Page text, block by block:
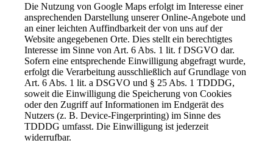
Die Nutzung von Google Maps erfolgt im Interesse einer
ansprechenden Darstellung unserer Online-Angebote und
an einer leichten Auffindbarkeit der von uns auf der
Website angegebenen Orte. Dies stellt ein berechtigtes
Interesse im Sinne von Art. 6 Abs. 1 lit. f DSGVO dar.
Sofern eine entsprechende Einwilligung abgefragt wurde,
erfolgt die Verarbeitung ausschließlich auf Grundlage von
Art. 6 Abs. 1 lit. a DSGVO und § 25 Abs. 1 TDDDG,
soweit die Einwilligung die Speicherung von Cookies
oder den Zugriff auf Informationen im Endgerät des
Nutzers (z. B. Device-Fingerprinting) im Sinne des
TDDDG umfasst. Die Einwilligung ist jederzeit
widerrufbar.